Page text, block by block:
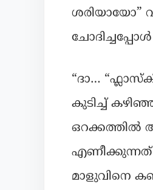
ശരിയായോ”
“ദാ…
കുടിച്ച്
ഒറക്കത്തിൽ
എണീക്കുന്നത്
മാളുവിനെ